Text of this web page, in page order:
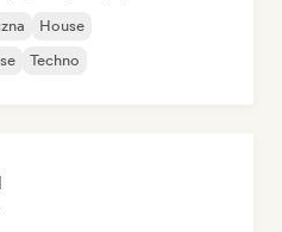
House
Techno